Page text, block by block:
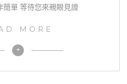
簡單 等待您來親眼見證
MORE
+